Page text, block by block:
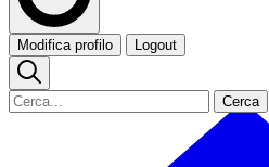
Modifica profilo Logout
Cerca